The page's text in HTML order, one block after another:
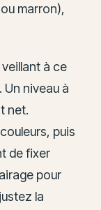
marron),
à ce
niveau à
net.
puis
de fixer
pour
la